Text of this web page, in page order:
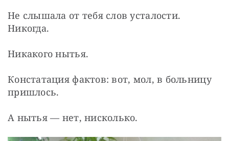
Не слышала от тебя слов усталости.
Никогда.
Никакого нытья.
Констатация фактов: вот, мол, в больницу
пришлось.
А нытья — нет, нисколько.